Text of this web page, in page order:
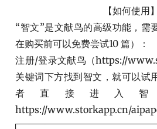
【如何使用】
“智文”是文献鸟的高级功能，需
在购买前可以免费尝试10 篇）：
注册/登录文献鸟（https://
关键词下方找到智文，就可以试
者直接进入
https://www.storkapp.cn/